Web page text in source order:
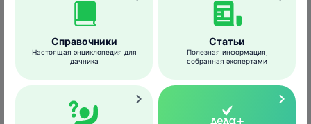
представляют собой громоздкие
чаши из сухих стеблей травянистых
растений, которые скреплены и обмазаны
изнутри землей, смешанной со слюной.
Справочники
Настоящая энциклопедия для
дачника
Статьи
Полезная информация,
собранная экспертами